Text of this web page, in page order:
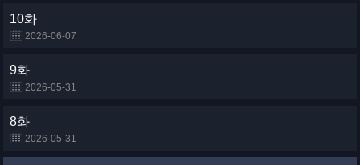
10화
2026-06-07
9화
2026-05-31
8화
2026-05-31